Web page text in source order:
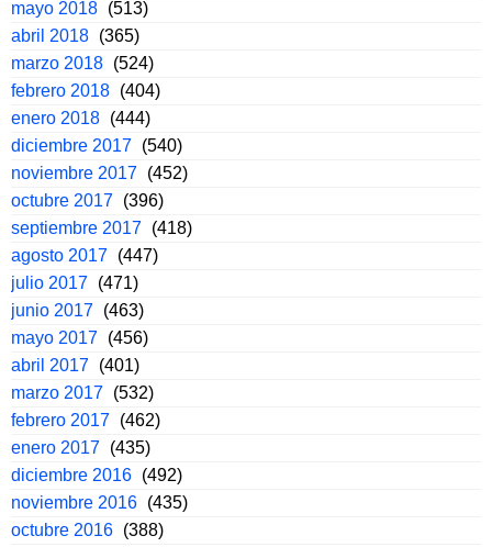
mayo 2018 (513)
abril 2018 (365)
marzo 2018 (524)
febrero 2018 (404)
enero 2018 (444)
diciembre 2017 (540)
noviembre 2017 (452)
octubre 2017 (396)
septiembre 2017 (418)
agosto 2017 (447)
julio 2017 (471)
junio 2017 (463)
mayo 2017 (456)
abril 2017 (401)
marzo 2017 (532)
febrero 2017 (462)
enero 2017 (435)
diciembre 2016 (492)
noviembre 2016 (435)
octubre 2016 (388)